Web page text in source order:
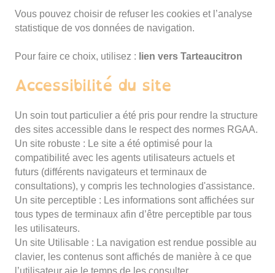
Vous pouvez choisir de refuser les cookies et l’analyse
statistique de vos données de navigation.
Pour faire ce choix, utilisez : lien vers Tarteaucitron
Accessibilité du site
Un soin tout particulier a été pris pour rendre la structure
des sites accessible dans le respect des normes RGAA.
Un site robuste : Le site a été optimisé pour la
compatibilité avec les agents utilisateurs actuels et
futurs (différents navigateurs et terminaux de
consultations), y compris les technologies d'assistance.
Un site perceptible : Les informations sont affichées sur
tous types de terminaux afin d’être perceptible par tous
les utilisateurs.
Un site Utilisable : La navigation est rendue possible au
clavier, les contenus sont affichés de manière à ce que
l’utilisateur aie le temps de les consulter